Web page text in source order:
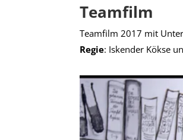
Teamfilm
Teamfilm 2017 mit
Regie: Iskender Kökse